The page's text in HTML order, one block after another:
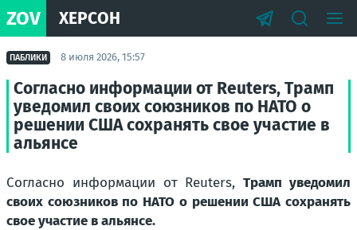
ZOV ХЕРСОН
ПАБЛИКИ 8 июля 2026, 15:57
Согласно информации от Reuters, Трамп
уведомил своих союзников по НАТО о
решении США сохранять свое участие в
альянсе
Согласно информации от Reuters,Трамп уведомил
своих союзников по НАТО о решении США сохранять
свое участие в альянсе.